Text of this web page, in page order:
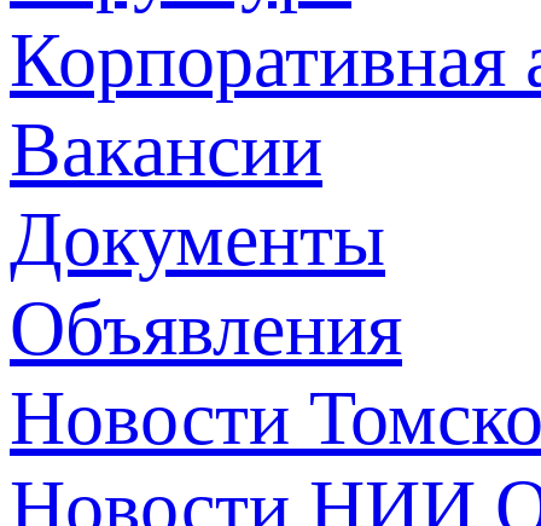
Корпоративная
Вакансии
Документы
Объявления
Новости
Новости НИИ